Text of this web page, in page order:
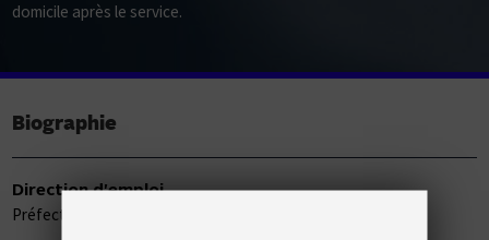
domicile après le service.
Biographie
Direction d'emploi
Préfecture de Police